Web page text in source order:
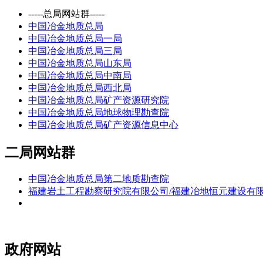
-----总局网站群-----
中国冶金地质总局
中国冶金地质总局一局
中国冶金地质总局三局
中国冶金地质总局山东局
中国冶金地质总局中南局
中国冶金地质总局西北局
中国冶金地质总局矿产资源研究院
中国冶金地质总局地球物理勘查院
中国冶金地质总局矿产资源信息中心
二局网站群
中国冶金地质总局第二地质勘查院
福建岩土工程勘察研究院有限公司/福建冶地恒元建设有
政府网站